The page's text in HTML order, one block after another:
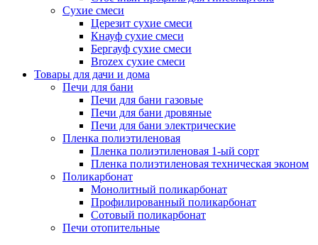
Сухие смеси
Церезит сухие смеси
Кнауф сухие смеси
Бергауф сухие смеси
Brozex сухие смеси
Товары для дачи и дома
Печи для бани
Печи для бани газовые
Печи для бани дровяные
Печи для бани электрические
Пленка полиэтиленовая
Пленка полиэтиленовая 1-ый сорт
Пленка полиэтиленовая техническая эконом
Поликарбонат
Монолитный поликарбонат
Профилированный поликарбонат
Сотовый поликарбонат
Печи отопительные